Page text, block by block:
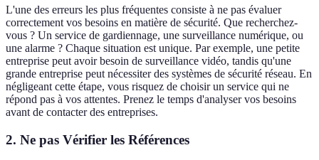
L'une des erreurs les plus fréquentes consiste à ne pas évaluer
correctement vos besoins en matière de sécurité. Que recherchez-
vous ? Un service de gardiennage, une surveillance numérique, ou
une alarme ? Chaque situation est unique. Par exemple, une petite
entreprise peut avoir besoin de surveillance vidéo, tandis qu'une
grande entreprise peut nécessiter des systèmes de sécurité réseau. En
négligeant cette étape, vous risquez de choisir un service qui ne
répond pas à vos attentes. Prenez le temps d'analyser vos besoins
avant de contacter des entreprises.
2. Ne pas Vérifier les Références